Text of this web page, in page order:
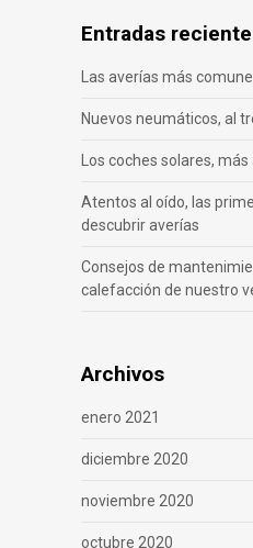
Entradas
Las averías más
Nuevos neumáticos, al
Los coches solares,
Atentos al oído, las
descubrir averías
Consejos de
calefacción de nuestro
Archivos
enero 2021
diciembre 2020
noviembre 2020
octubre 2020